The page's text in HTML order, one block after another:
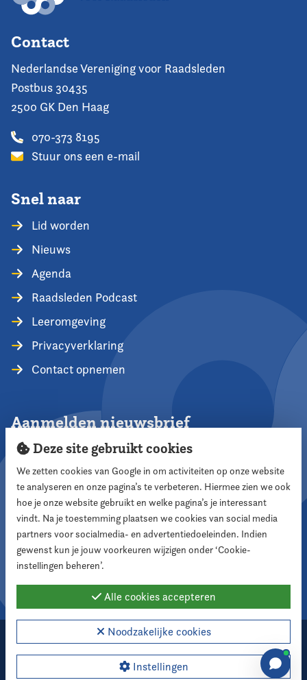
Contact
Nederlandse Vereniging voor Raadsleden
Postbus 30435
2500 GK Den Haag
070-373 8195
Stuur ons een e-mail
Snel naar
Lid worden
Nieuws
Agenda
Raadsleden Podcast
Leeromgeving
Privacyverklaring
Contact opnemen
Aanmelden nieuwsbrief
Aanmelden
Volg ons
2026 Nederlandse Vereniging voor Raadsleden
Cookie instellingen
Deze site gebruikt cookies
We zetten cookies van Google in om activiteiten op onze website
te analyseren en onze pagina’s te verbeteren. Hiermee zien we ook
hoe je onze website gebruikt en welke pagina’s je interessant
vindt. Na je toestemming plaatsen we cookies van social media
partners voor socialmedia- en advertentiedoeleinden. Indien
gewenst kun je jouw voorkeuren wijzigen onder ‘Cookie-
instellingen beheren’.
Alle cookies accepteren
Noodzakelijke cookies
Instellingen